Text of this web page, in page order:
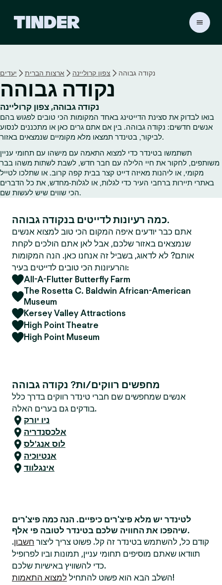
ת
ש
ל
ט
י
נ
ד
יעדים ארצות הברית צפון קרוליינה נקודה גבוהה
נקודה גבוהה
נקודה גבוהה, צפון קרוליינה
בואו לבדוק את סצינת הדייטינג באחד המקומות הכי טובים לפגוש בהם
אנשים חדשים: נקודה גבוהה. בין אם אתם גרים כאן או מתכננים לנסוע
לביקור, בטינדר תמצאו מלא מקומיים שנמצאים באזור.
תשתמשו בטינדר כדי למצוא התאמה עם מישהו עם תחומי עניין
משותפים, לחקור את חיי הלילה עם חבר חדש, לשבת לשתות משהו בבר
מקומי, או ליהנות מאיזה דייט קצר בבית קפה קרוב. או שתלכו לטייל
באתרי תיירות ברחבי העיר כדי לגלות, או לגלות‑מחדש, את כל הדברים
הכי שווים שיש לעשות שם.
כמה רעיונות לדייטים בנקודה גבוהה.
אתם כבר יודעים איפה המקום הכי טוב למצוא אנשים
שנמצאים באזור שלכם, אבל לאן אתם הולכים לקחת
אותם? לא לדאוג, בשביל זה אנחנו כאן. הנה המקומות
והרעיונות הכי טובים לדייטים בעיר:
All-A-Flutter Butterfly Farm
The Rosetta C. Baldwin African-American
Museum
Kersey Valley Attractions
High Point Theatre
High Point Museum
מחפשים רווקים/ות? נקודה גבוהה
אנשים שמחפשים שם חברי טינדר רווקים בדרך כלל
בודקים גם בערים האלה.
ניו יורק
אלכסנדריה
לוס אנג'לס
אנטיוכיה
אינגלווד
לטינדר יש מלא פיצ'רים כיפיים. הנה כמה פיצ'רים
שיהפכו את החוויה שלכם בטינדר לטובה פי אלף.
קודם כל, להשתמש בטינדר זה קל. פשוט צריך ליצור חשבון.
תוודאו שאתם מוסיפים תחומי עניין, תמונות וביו לפרופיל
כדי להשוויץ באישיות שלכם.
השלב הבא הוא פשוט להתחיל למצוא התאמות
!